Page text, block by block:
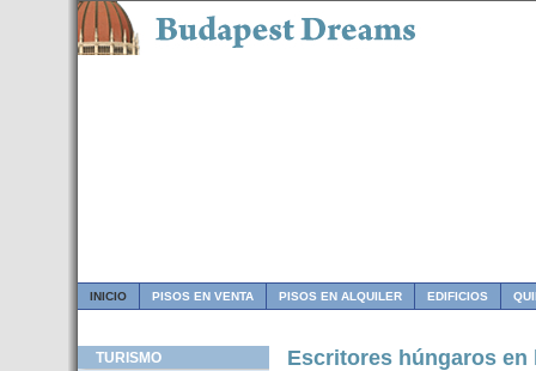
INICIO PISOS EN VENTA PISOS EN ALQUILER EDIFICIOS
TURISMO
Escritores húngaros en